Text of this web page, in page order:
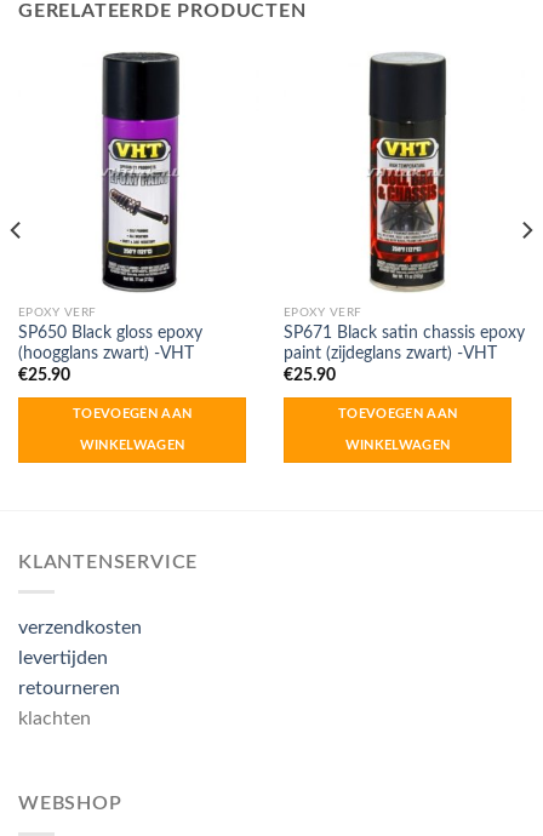
GERELATEERDE PRODUCTEN
EPOXY VERF
SP650 Black gloss epoxy
(hoogglans zwart) -VHT
€25.90
TOEVOEGEN AAN
WINKELWAGEN
EPOXY VERF
SP671 Black satin chassis epoxy
paint (zijdeglans zwart) -VHT
€25.90
TOEVOEGEN AAN
WINKELWAGEN
KLANTENSERVICE
verzendkosten
levertijden
retourneren
klachten
WEBSHOP